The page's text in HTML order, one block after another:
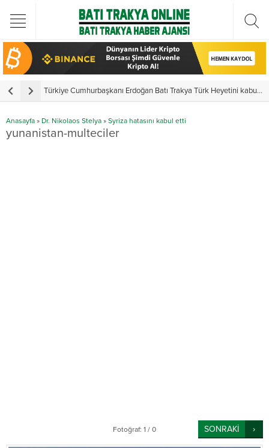
Türkiye Cumhurbaşkanı Erdoğan Batı Trakya Türk Heyetini kabul etti
Anasayfa » Dr. Nikolaos Stelya » Syriza hatasını kabul etti
yunanistan-multeciler
Fotoğraf: 1 / 0 SONRAKİ